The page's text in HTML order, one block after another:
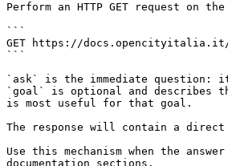
Perform an HTTP GET request on
```
GET https://docs.opencityitalia.it/
```
`ask` is the immediate question:
`goal` is optional and describes
is most useful for that goal.
The response will contain a direct
Use this mechanism when the